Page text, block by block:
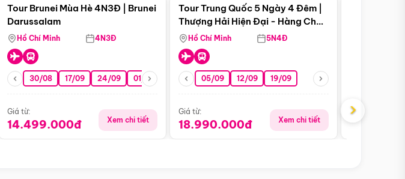
Tour Brunei Mùa Hè 4N3Đ | Brunei
Darussalam
Hồ Chí Minh 4N3Đ
30/08 17/09 24/09 01/10 15/10 29/10
Giá từ:
14.499.000đ Xem chi tiết
Tour Trung Quốc 5 Ngày 4 Đêm |
Thượng Hải Hiện Đại - Hàng Châu
Nên Thơ - Ô Trấn Cổ Kính
Hồ Chí Minh 5N4Đ
05/09 12/09 19/09
Giá từ:
18.990.000đ Xem chi tiết
Giá từ:
›